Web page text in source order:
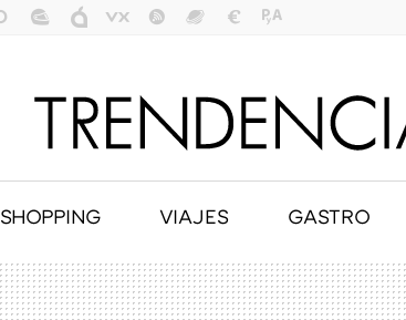
SHOPPING VIAJES GASTRO